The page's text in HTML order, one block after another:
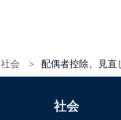
社会
が、一部の人にとっ
社会